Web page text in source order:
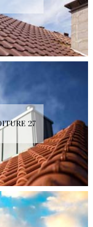
27